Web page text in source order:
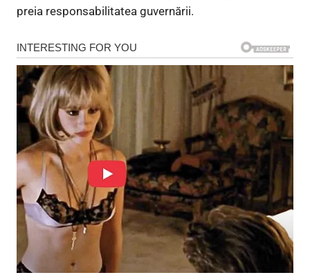
preia responsabilitatea guvernării.